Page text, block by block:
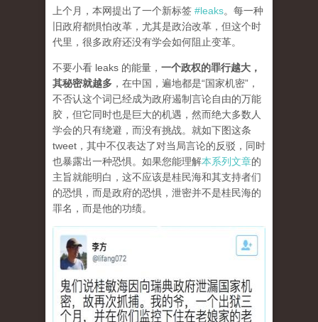
上个月，本网提出了一个新标签 #leaks。每一种
旧政府都惧怕改革，尤其是政治改革，但这个时
代里，很多政府还没有学会如何阻止变革。
不要小看 leaks 的能量， 一个政权的罪行越大，
其秘密就越多 ，在中国，遍地都是“国家机密”，
不否认这个词已经成为政府遏制言论自由的万能
胶，但它同时也是巨大的机遇，然而绝大多数人
学会的只有绕避，而没有挑战。就如下图这条
tweet，其中不仅表达了对当局言论的反驳，同时
也暴露出一种恐惧。如果您能理解本系列文章的
主旨就能明白，这不应该是桂民海和其支持者们
的恐惧，而是政府的恐惧，泄密并不是桂民海的
罪名，而是他的功绩。